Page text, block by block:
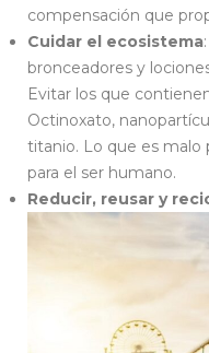
compensación que
Cuidar el ecosistema
bronceadores y
Evitar los que
Octinoxato,
titanio. Lo que es malo
para el ser humano.
Reducir, reusar y